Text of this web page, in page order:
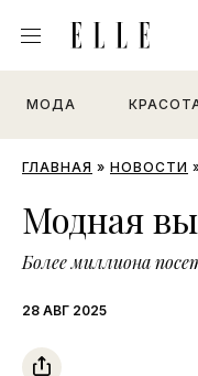
МОДА
ГЛАВНАЯ » НОВОСТИ
Модная
Более миллиона
28 АВГ 2025